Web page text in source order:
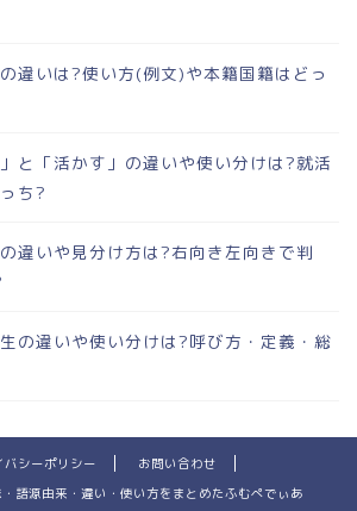
違いは?使い方(例文)や本籍国籍はどっ
と「活かす」の違いや使い分けは?就活
ち?
違いや見分け方は?右向き左向きで判
の違いや使い分けは?呼び方・定義・総
バシーポリシー
お問い合わせ
語源由来・違い・使い方をまとめたふむぺでぃあ